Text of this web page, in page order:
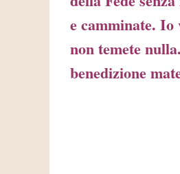
e camminate. Io
non temete
benedizione